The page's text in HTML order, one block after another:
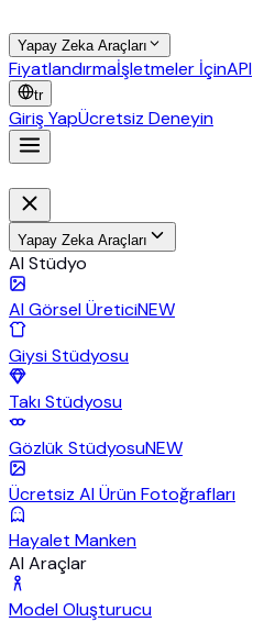
Yapay Zeka Araçları
Fiyatlandırmaİşletmeler İçinAPI
tr
Giriş YapÜcretsiz Deneyin
Yapay Zeka Araçları
AI Stüdyo
AI Görsel ÜreticiNEW
Giysi Stüdyosu
Takı Stüdyosu
Gözlük StüdyosuNEW
Ücretsiz AI Ürün Fotoğrafları
Hayalet Manken
AI Araçlar
Model Oluşturucu